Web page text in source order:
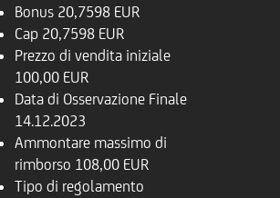
Bonus 20,7598 EUR
Cap 20,7598 EUR
Prezzo di vendita iniziale
100,00 EUR
Data di Osservazione Finale
14.12.2023
Ammontare massimo di
rimborso 108,00 EUR
Tipo di regolamento